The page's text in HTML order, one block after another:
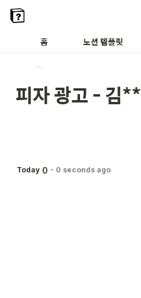
홈 노션 템플릿
피자 광고 - 김**
Today 0 - 0 seconds ago